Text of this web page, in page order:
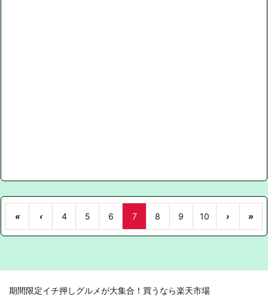
« ‹ 4 5 6 7 8 9 10 › »
期間限定イチ押しグルメが大集合！買うなら楽天市場